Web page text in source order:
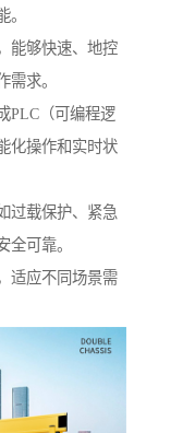
能够快速、地控
求。
PLC（可编程逻
化操作和实时状
过载保护、紧急
可靠。
适应不同场景需